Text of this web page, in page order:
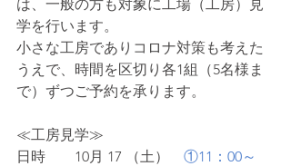
は、一般の方も対象に工場（工房）見
学を行います。
小さな工房でありコロナ対策も考えた
うえで、時間を区切り各1組（5名様ま
で）ずつご予約を承ります。
≪工房見学≫
日時　　10月 17 （土） ①11：00～